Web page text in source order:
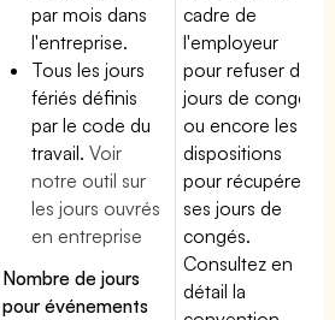
par mois dans
l'entreprise.
Tous les jours
fériés définis
par le code du
travail.Voir
notre outil sur
les jours ouvrés
en entreprise
Nombre de jours
pour événements
cadre de
l'employeur
pour refuser des
jours de congés
ou encore les
dispositions
pour récupérer
ses jours de
congés.
Consultez en
détail la